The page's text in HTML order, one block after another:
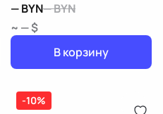
—BYN—BYN
~ — $
В корзину
-10%